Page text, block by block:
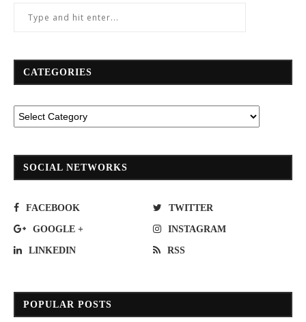
CATEGORIES
SOCIAL NETWORKS
FACEBOOK TWITTER
GOOGLE + INSTAGRAM
LINKEDIN RSS
POPULAR POSTS